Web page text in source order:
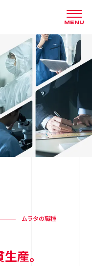
MENU
ムラタの職種
産。